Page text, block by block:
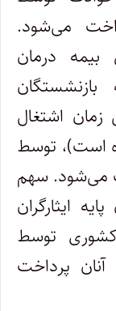
می‌شود.
درمان
اشتغال
است)، توسط
می‌شود. سهم
ایثارگران
توسط
پرداخت